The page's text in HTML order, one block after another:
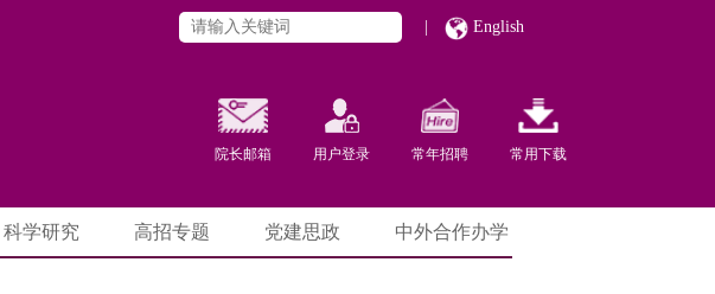
English
院长邮箱 用户登录 常年招聘 常用下载
科学研究 高招专题 党建思政 中外合作办学